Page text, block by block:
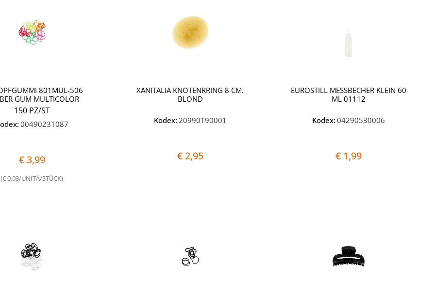
801MUL-506
GUM MULTICOLOR
150 PZ/ST
00490231087
€ 3,99
(€ 0,03/UNITÀ/STÜCK)
XANITALIA KNOTENRRING 8 CM.
BLOND
Kodex: 20990190001
€ 2,95
EUROSTILL MESSBECHER KLEIN 60
ML 01112
Kodex: 04290530006
€ 1,99